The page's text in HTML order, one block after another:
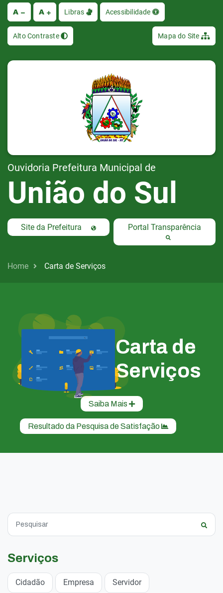
A A Libras Acessibilidade
Alto Contraste Mapa do Site
Ouvidoria Prefeitura Municipal de
União do Sul
Site da Prefeitura Portal Transparência
Home Carta de Serviços
Carta de
Serviços
Saiba Mais
Resultado da Pesquisa de Satisfação
Serviços
Cidadão Empresa Servidor